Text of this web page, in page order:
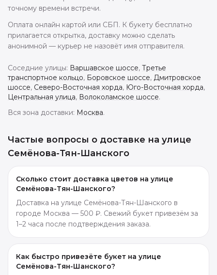
точному времени встречи.
Оплата онлайн картой или СБП. К букету бесплатно
прилагается открытка, доставку можно сделать
анонимной — курьер не назовёт имя отправителя.
Соседние улицы: Варшавское шоссе, Третье
транспортное кольцо, Боровское шоссе, Дмитровское
шоссе, Северо-Восточная хорда, Юго-Восточная хорда,
Центральная улица, Волоколамское шоссе.
Вся зона доставки: Москва.
Частые вопросы о доставке на улице
Семёнова-Тян-Шанского
Сколько стоит доставка цветов на улице
Семёнова-Тян-Шанского?
Доставка на улице Семёнова-Тян-Шанского в
городе Москва — 500 ₽. Свежий букет привезём за
1–2 часа после подтверждения заказа.
Как быстро привезёте букет на улице
Семёнова-Тян-Шанского?